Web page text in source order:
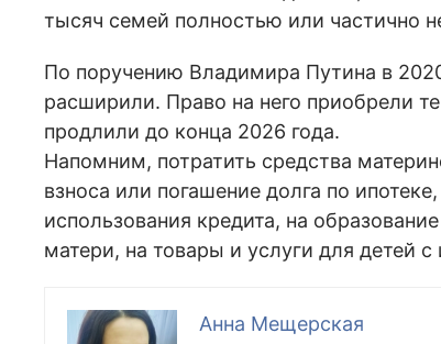
тысяч семей полностью или частично
По поручению Владимира Путина в
расширили. Право на него приобрели
продлили до конца 2026 года.
Напомним, потратить средства
взноса или погашение долга по
использования кредита, на
матери, на товары и услуги для детей
Анна Мещерская